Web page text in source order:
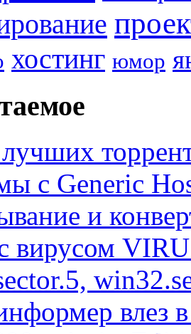
хостинг юмор
с Generic
и
вирусом
влез